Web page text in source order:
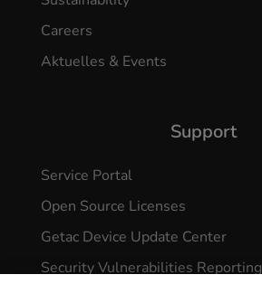
Careers
Aktuelles & Events
Support
Service Portal
Open Source Licenses
Getac Device Update Center
Security Vulnerabilities Reporting